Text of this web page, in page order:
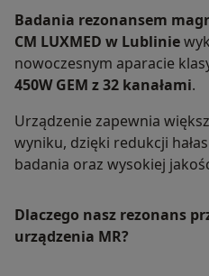
Badania rezonansem
CM LUXMED w Lublinie
nowoczesnym aparacie
450W GEM z 32 kanałami.
Urządzenie zapewnia
wyniku, dzięki redukcji
badania oraz wysokiej
Dlaczego nasz rezonans
urządzenia MR?